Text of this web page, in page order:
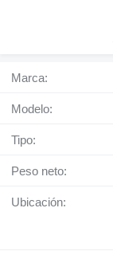
Marca:
Modelo:
Tipo:
Peso neto:
Ubicación: